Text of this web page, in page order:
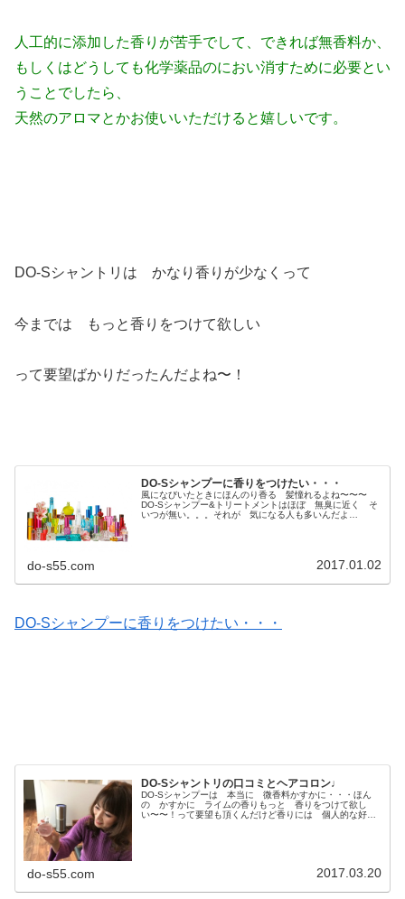
人工的に添加した香りが苦手でして、できれば無香料か、
もしくはどうしても化学薬品のにおい消すために必要とい
うことでしたら、
天然のアロマとかお使いいただけると嬉しいです。
DO-Sシャントリは かなり香りが少なくって
今までは もっと香りをつけて欲しい
って要望ばかりだったんだよね〜！
DO-Sシャンプーに香りをつけたい・・・
風になびいたときにほんのり香る 髪憧れるよね〜〜〜
DO-Sシャンプー&トリートメントはほぼ 無臭に近く そ
いつが無い。。。それが 気になる人も多いんだよ
do-s55.com 2017.01.02
DO-Sシャンプーに香りをつけたい・・・
DO-Sシャントリの口コミとヘアコロン♩
DO-Sシャンプーは 本当に 微香料かすかに・・・ほん
の かすかに ライムの香りもっと 香りをつけて欲し
い〜〜！って要望も頂くんだけど香りには 個人的な好み
do-s55.com 2017.03.20